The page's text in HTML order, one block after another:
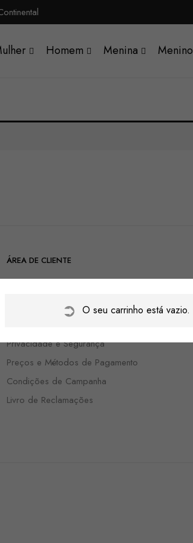
Homem Menina Menino
ÁREA DE CLIENTE
Trocas e Devoluções
Privacidade e Segurança
Preços e Métodos de Pagamento
Condições de Campanha
Livro de Reclamações
O seu carrinho está vazio.